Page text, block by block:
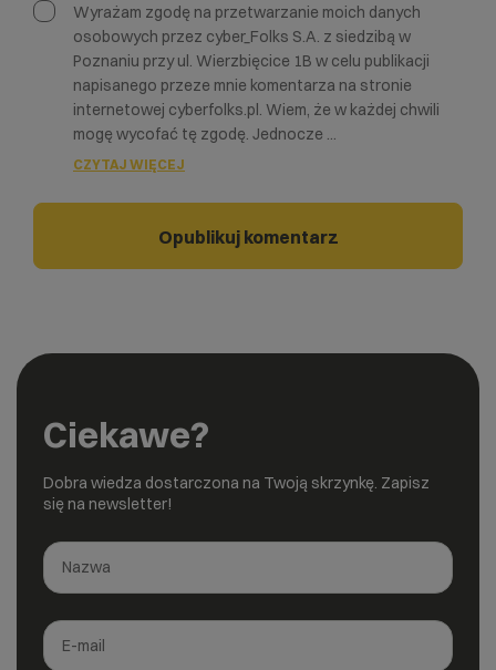
Wyrażam zgodę na przetwarzanie moich danych
osobowych przez cyber_Folks S.A. z siedzibą w
Poznaniu przy ul. Wierzbięcice 1B w celu publikacji
napisanego przeze mnie komentarza na stronie
internetowej cyberfolks.pl. Wiem, że w każdej chwili
mogę wycofać tę zgodę. Jednocze ...
CZYTAJ WIĘCEJ
Ciekawe?
Dobra wiedza dostarczona na Twoją skrzynkę. Zapisz
się na newsletter!